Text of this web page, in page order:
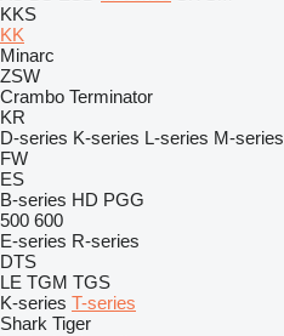
KKS
KK
Minarc
ZSW
Crambo Terminator
KR
D-series K-series L-series M-series
FW
ES
B-series HD PGG
500 600
E-series R-series
DTS
LE TGM TGS
K-series T-series
Shark Tiger